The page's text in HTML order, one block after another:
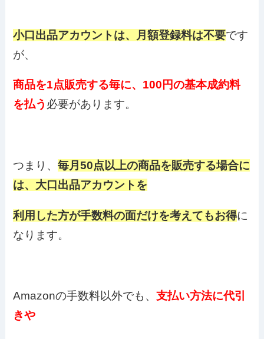
小口出品アカウントは、月額登録料は不要です
が、
商品を1点販売する毎に、100円の基本成約料
を払う 必要があります。
つまり、毎月50点以上の商品を販売する場合に
は、大口出品アカウントを
利用した方が手数料の面だけを考えてもお得に
なります。
Amazonの手数料以外でも、支払い方法に代引
きや